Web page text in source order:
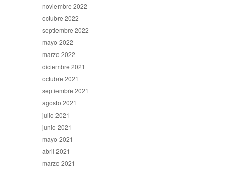
noviembre 2022
octubre 2022
septiembre 2022
mayo 2022
marzo 2022
diciembre 2021
octubre 2021
septiembre 2021
agosto 2021
julio 2021
junio 2021
mayo 2021
abril 2021
marzo 2021